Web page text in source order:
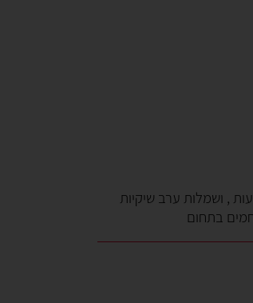
, ושמלות ערב שיקיות
בתחום